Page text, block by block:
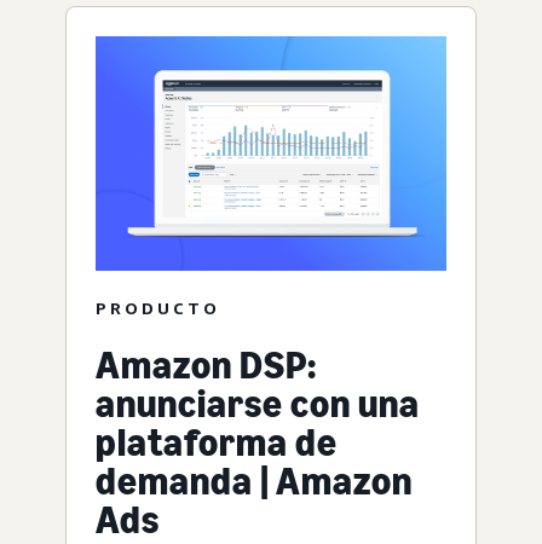
PRODUCTO
Amazon DSP:
anunciarse con una
plataforma de
demanda | Amazon
Ads